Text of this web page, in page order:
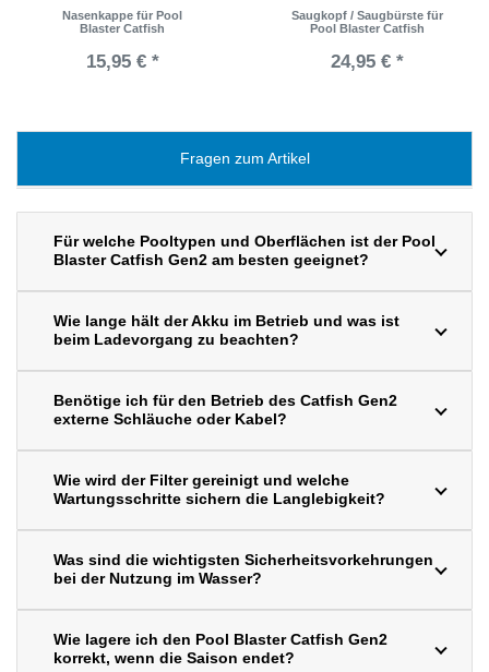
Nasenkappe für Pool
Blaster Catfish
15,95 € *
Saugkopf / Saugbürste für
Pool Blaster Catfish
24,95 € *
Fragen zum Artikel
Für welche Pooltypen und Oberflächen ist der Pool
Blaster Catfish Gen2 am besten geeignet?
Wie lange hält der Akku im Betrieb und was ist
beim Ladevorgang zu beachten?
Benötige ich für den Betrieb des Catfish Gen2
externe Schläuche oder Kabel?
Wie wird der Filter gereinigt und welche
Wartungsschritte sichern die Langlebigkeit?
Was sind die wichtigsten Sicherheitsvorkehrungen
bei der Nutzung im Wasser?
Wie lagere ich den Pool Blaster Catfish Gen2
korrekt, wenn die Saison endet?